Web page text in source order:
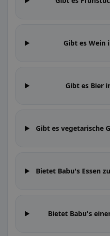
Gibt es Wein
Gibt es Bier
Gibt es vegetarische
Bietet Babu's Essen
Bietet Babu's